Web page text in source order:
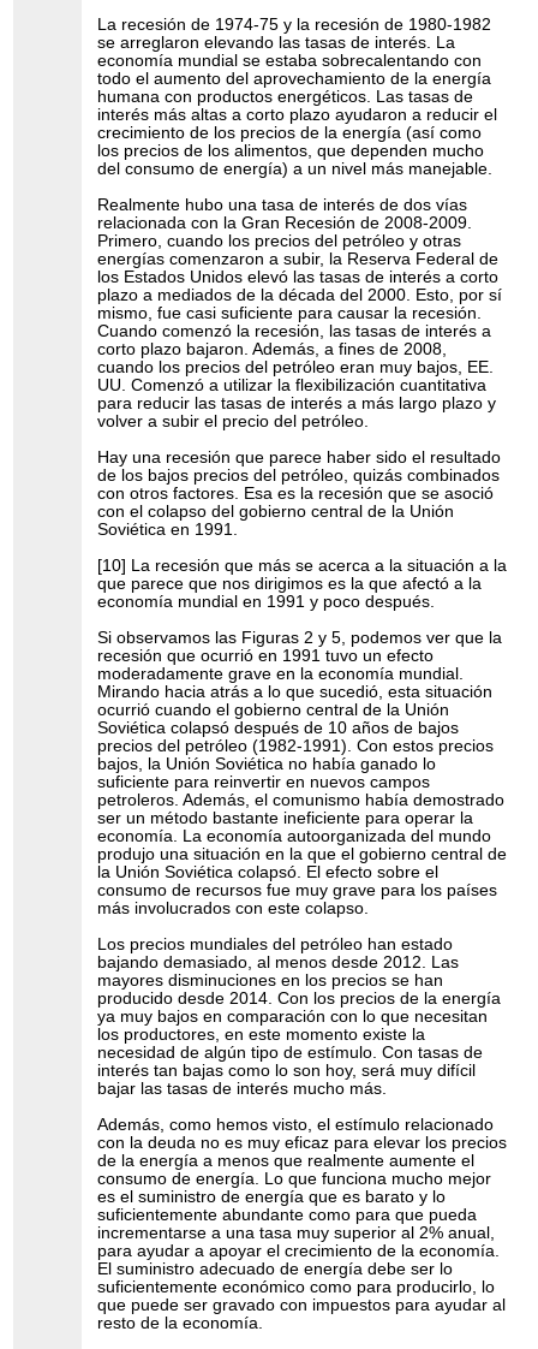
La recesión de 1974-75 y la recesión de 1980-1982
se arreglaron elevando las tasas de interés. La
economía mundial se estaba sobrecalentando con
todo el aumento del aprovechamiento de la energía
humana con productos energéticos. Las tasas de
interés más altas a corto plazo ayudaron a reducir el
crecimiento de los precios de la energía (así como
los precios de los alimentos, que dependen mucho
del consumo de energía) a un nivel más manejable.
Realmente hubo una tasa de interés de dos vías
relacionada con la Gran Recesión de 2008-2009.
Primero, cuando los precios del petróleo y otras
energías comenzaron a subir, la Reserva Federal de
los Estados Unidos elevó las tasas de interés a corto
plazo a mediados de la década del 2000. Esto, por sí
mismo, fue casi suficiente para causar la recesión.
Cuando comenzó la recesión, las tasas de interés a
corto plazo bajaron. Además, a fines de 2008,
cuando los precios del petróleo eran muy bajos, EE.
UU. Comenzó a utilizar la flexibilización cuantitativa
para reducir las tasas de interés a más largo plazo y
volver a subir el precio del petróleo.
Hay una recesión que parece haber sido el resultado
de los bajos precios del petróleo, quizás combinados
con otros factores. Esa es la recesión que se asoció
con el colapso del gobierno central de la Unión
Soviética en 1991.
[10] La recesión que más se acerca a la situación a la
que parece que nos dirigimos es la que afectó a la
economía mundial en 1991 y poco después.
Si observamos las Figuras 2 y 5, podemos ver que la
recesión que ocurrió en 1991 tuvo un efecto
moderadamente grave en la economía mundial.
Mirando hacia atrás a lo que sucedió, esta situación
ocurrió cuando el gobierno central de la Unión
Soviética colapsó después de 10 años de bajos
precios del petróleo (1982-1991). Con estos precios
bajos, la Unión Soviética no había ganado lo
suficiente para reinvertir en nuevos campos
petroleros. Además, el comunismo había demostrado
ser un método bastante ineficiente para operar la
economía. La economía autoorganizada del mundo
produjo una situación en la que el gobierno central de
la Unión Soviética colapsó. El efecto sobre el
consumo de recursos fue muy grave para los países
más involucrados con este colapso.
Los precios mundiales del petróleo han estado
bajando demasiado, al menos desde 2012. Las
mayores disminuciones en los precios se han
producido desde 2014. Con los precios de la energía
ya muy bajos en comparación con lo que necesitan
los productores, en este momento existe la
necesidad de algún tipo de estímulo. Con tasas de
interés tan bajas como lo son hoy, será muy difícil
bajar las tasas de interés mucho más.
Además, como hemos visto, el estímulo relacionado
con la deuda no es muy eficaz para elevar los precios
de la energía a menos que realmente aumente el
consumo de energía. Lo que funciona mucho mejor
es el suministro de energía que es barato y lo
suficientemente abundante como para que pueda
incrementarse a una tasa muy superior al 2% anual,
para ayudar a apoyar el crecimiento de la economía.
El suministro adecuado de energía debe ser lo
suficientemente económico como para producirlo, lo
que puede ser gravado con impuestos para ayudar al
resto de la economía.